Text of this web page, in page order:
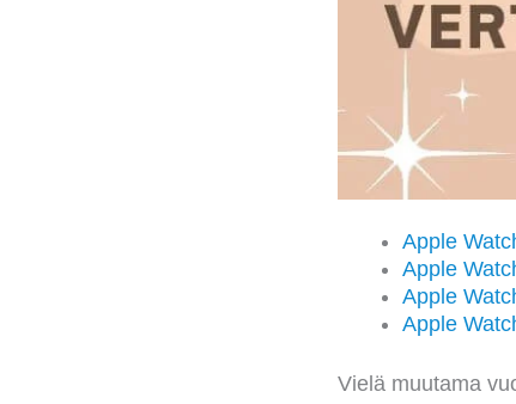
Apple
Apple
Apple
Apple
Vielä muutama